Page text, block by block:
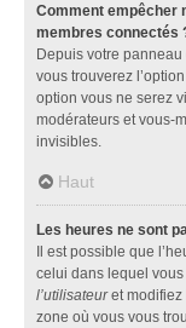
Comment empêcher
membres connectés
Depuis votre
vous trouverez l’option
option vous ne serez
modérateurs et vous-
invisibles.
Haut
Les heures ne sont
Il est possible que
celui dans lequel
l’utilisateuret modifiez
zone où vous vous